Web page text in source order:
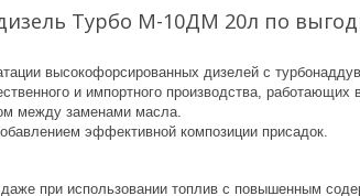
Турбо М-10ДМ 20л по
высокофорсированных дизелей с
и импортного производства,
между заменами масла.
эффективной композиции присадок.
при использовании топлив с повышенным